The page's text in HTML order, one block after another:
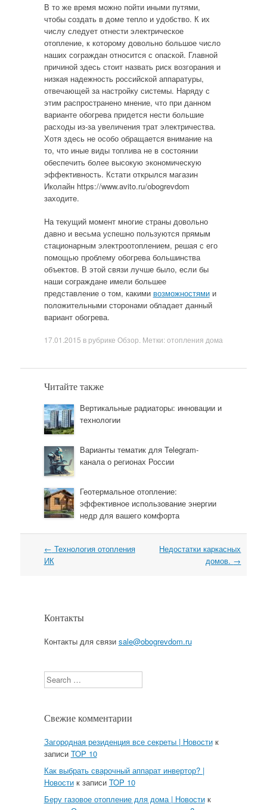
В то же время можно пойти иными путями,
чтобы создать в доме тепло и удобство. К их
числу следует отнести электрическое
отопление, к которому довольно большое число
наших сограждан относится с опаской. Главной
причиной здесь стоит назвать риск возгорания и
низкая надежность российской аппаратуры,
отвечающей за настройку системы. Наряду с
этим распространено мнение, что при данном
варианте обогрева придется нести большие
расходы из-за увеличения трат электричества.
Хотя здесь не особо обращается внимание на
то, что иные виды топлива не в состоянии
обеспечить более высокую экономическую
эффективность. Кстати открылся магазин
Иколайн https://www.avito.ru/obogrevdom
заходите.
На текущий момент многие страны довольно
давно и весьма успешно пользуются прямым
стационарным электроотоплением, решая с его
помощью проблему обогрева большинства
объектов. В этой связи лучше было, если бы
наши сограждане имели большее
представление о том, какими возможностямии
положительными сторонами обладает данный
вариант обогрева.
17.01.2015 в рубрике Обзор . Метки:отопления дома
Читайте также
Вертикальные радиаторы: инновации и
технологии
Варианты тематик для Telegram-
канала о регионах России
Геотермальное отопление:
эффективное использование энергии
недр для вашего комфорта
Навигация
← Технология отопления
ИК
Недостатки каркасных
домов. →
Контакты
Контакты для связи sale@obogrevdom.ru
Search
Свежие комментарии
Загородная резиденция все секреты | Новостик
записи TOP 10
Как выбрать сварочный аппарат инвертор? |
Новостик записи TOP 10
Беру газовое отопление для дома | Новостик